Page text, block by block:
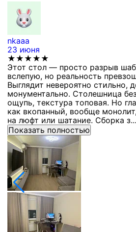
nkaaa
23 июня
★★★★★
Этот стол — просто разрыв
вслепую, но реальность
Выглядит невероятно стильно,
монументально. Столешница
ощупь, текстура топовая. Но
как вкопанный, вообще
на люфт или шатание. Сборка з...
Показать полностью